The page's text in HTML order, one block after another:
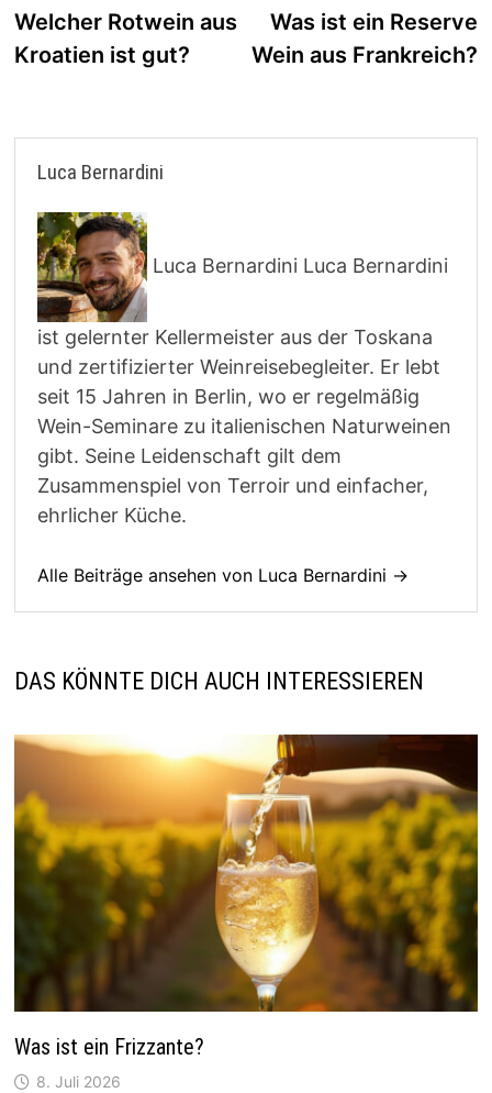
Beitrag:
Welcher Rotwein aus
Kroatien ist gut?
Was ist ein Reserve
Wein aus Frankreich?
Luca Bernardini
Luca Bernardini Luca Bernardini
ist gelernter Kellermeister aus der Toskana
und zertifizierter Weinreisebegleiter. Er lebt
seit 15 Jahren in Berlin, wo er regelmäßig
Wein-Seminare zu italienischen Naturweinen
gibt. Seine Leidenschaft gilt dem
Zusammenspiel von Terroir und einfacher,
ehrlicher Küche.
Alle Beiträge ansehen von Luca Bernardini →
DAS KÖNNTE DICH AUCH INTERESSIEREN
Was ist ein Frizzante?
8. Juli 2026